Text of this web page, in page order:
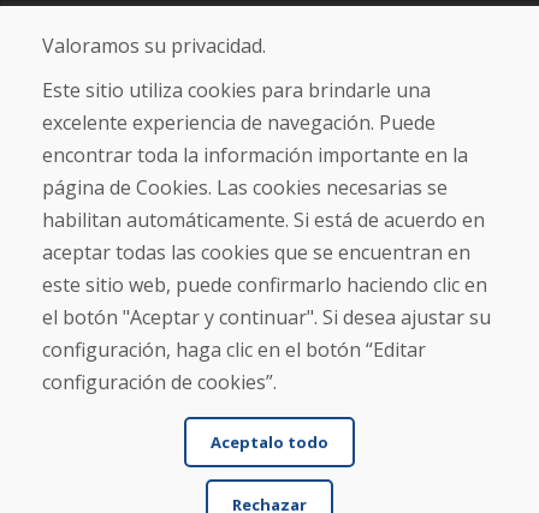
Blog
Sobre nosotros
Comercio
Contacto
Compra
Tienda electrónica
Envío y pago
NORMAS DE RECLAMACIÓN
Devolución y cambio de mercancías
Política de privacidad
Cookies
Valoramos su privacidad.
Este sitio utiliza cookies para brindarle una
excelente experiencia de navegación. Puede
encontrar toda la información importante en la
página de Cookies. Las cookies necesarias se
habilitan automáticamente. Si está de acuerdo en
aceptar todas las cookies que se encuentran en
este sitio web, puede confirmarlo haciendo clic en
el botón "Aceptar y continuar". Si desea ajustar su
configuración, haga clic en el botón “Editar
configuración de cookies”.
Aceptalo todo
Rechazar